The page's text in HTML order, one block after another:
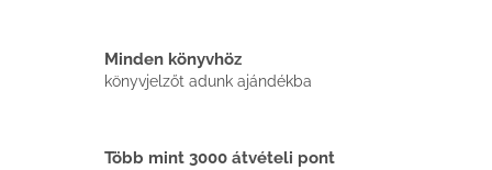
Minden könyvhöz
könyvjelzőt adunk ajándékba
Több mint 3000 átvételi pont